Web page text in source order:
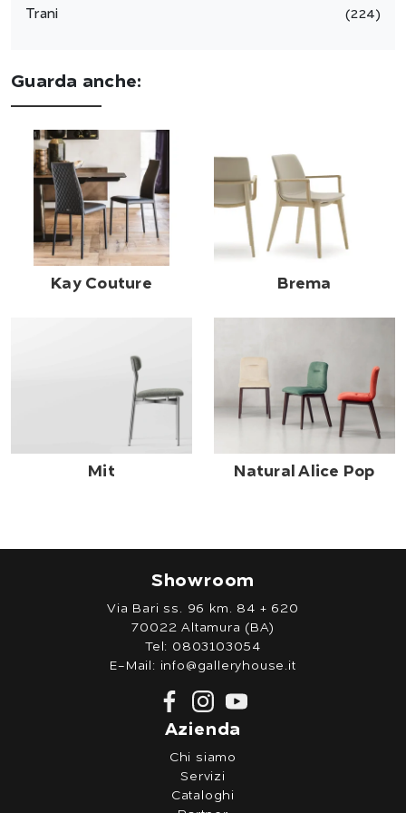
Trani 224
Guarda anche:
Kay Couture Brema
Mit Natural Alice Pop
Showroom
Via Bari ss. 96 km. 84 + 620
70022 Altamura (BA)
Tel: 0803103054
E-Mail: info@galleryhouse.it
Azienda
Chi siamo
Servizi
Cataloghi